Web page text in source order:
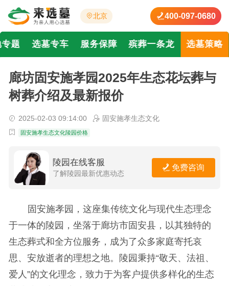
北京 400-097-0680
题 选墓专车 服务保障 殡葬一条龙 选墓策略
廊坊固安施孝园2025年生态花坛葬与
树葬介绍及最新报价
2025-02-03 09:14:00 固安施孝生态文化
固安施孝生态文化陵园价格
陵园在线客服
了解陵园最新优惠动态
免费咨询
固安施孝园，这座集传统文化与现代生态理念
于一体的陵园，坐落于廊坊市固安县，以其独特的
生态葬式和全方位服务，成为了众多家庭寄托哀
思、安放逝者的理想之地。陵园秉持“敬天、法祖、
爱人”的文化理念，致力于为客户提供多样化的生态